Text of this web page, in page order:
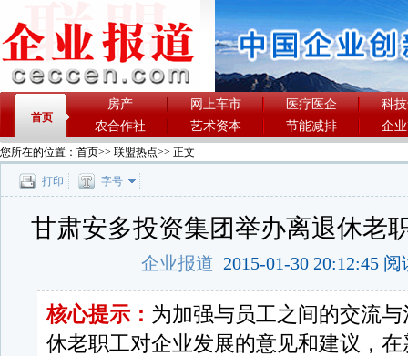
首页
房产 网上车市 医疗医企
科
农合作社
艺术资本 节能减排 企
您所在的位置： 首页>> 联盟热点>> 正文
打印 字号
甘肃安多投资集团举办离退休老
企业报道 2015-01-30 20:12:45
核心提示： 为加强与员工之间的交流
休老职工对企业发展的意见和建议，